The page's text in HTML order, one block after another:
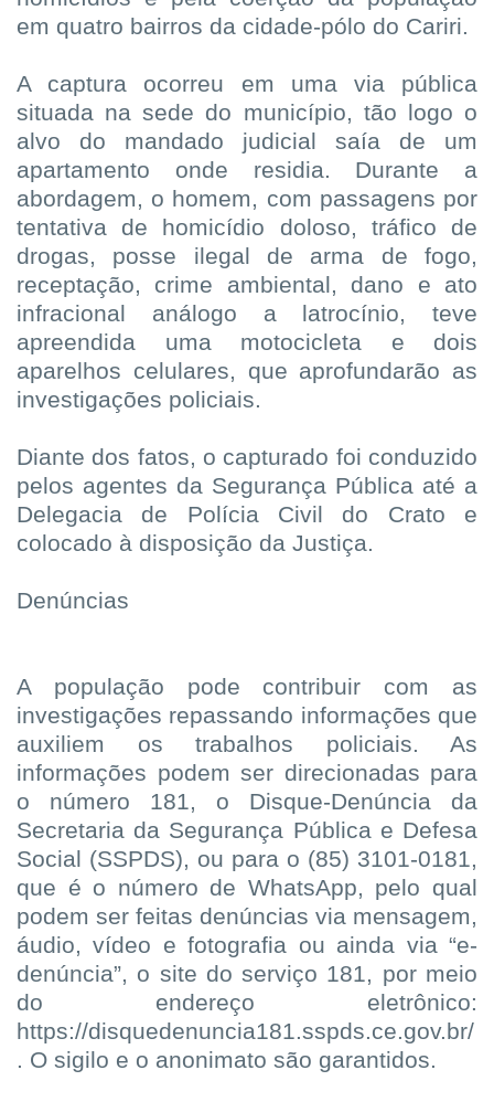
em quatro bairros da cidade-pólo do Cariri.
A captura ocorreu em uma via pública
situada na sede do município, tão logo o
alvo do mandado judicial saía de um
apartamento onde residia. Durante a
abordagem, o homem, com passagens por
tentativa de homicídio doloso, tráfico de
drogas, posse ilegal de arma de fogo,
receptação, crime ambiental, dano e ato
infracional análogo a latrocínio, teve
apreendida uma motocicleta e dois
aparelhos celulares, que aprofundarão as
investigações policiais.
Diante dos fatos, o capturado foi conduzido
pelos agentes da Segurança Pública até a
Delegacia de Polícia Civil do Crato e
colocado à disposição da Justiça.
Denúncias
A população pode contribuir com as
investigações repassando informações que
auxiliem os trabalhos policiais. As
informações podem ser direcionadas para
o número 181, o Disque-Denúncia da
Secretaria da Segurança Pública e Defesa
Social (SSPDS), ou para o (85) 3101-0181,
que é o número de WhatsApp, pelo qual
podem ser feitas denúncias via mensagem,
áudio, vídeo e fotografia ou ainda via “e-
denúncia”, o site do serviço 181, por meio
do endereço eletrônico:
https://disquedenuncia181.sspds.ce.gov.br/
. O sigilo e o anonimato são garantidos.